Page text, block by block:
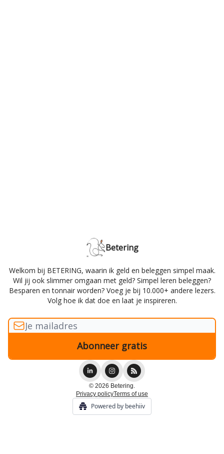
Betering
Welkom bij BETERING, waarin ik geld en beleggen simpel maak.
Wil jij ook slimmer omgaan met geld? Simpel leren beleggen?
Besparen en tonnair worden? Voeg je bij 10.000+ andere lezers.
Volg hoe ik dat doe en laat je inspireren.
© 2026 Betering.
Privacy policyTerms of use
Powered by beehiiv